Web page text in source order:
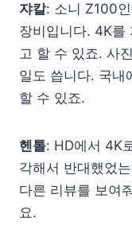
쟈칼: 소니 Z100
장비입니다. 4K를
고 할 수 있죠. 사
일도 씁니다. 국내
할 수 있죠.
헨톨: HD에서 4K
각해서 반대했었
다른 리뷰를 보여
요.